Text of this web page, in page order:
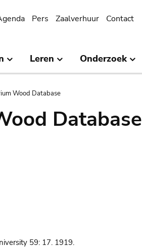
Pers Zaalverhuur Contact
Leren Onderzoek
Wood Database
Database
59: 17. 1919.